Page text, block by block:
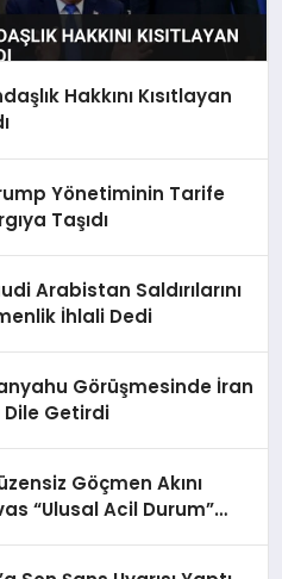
Hakkını Kısıtlayan
Yönetiminin Tarife
Taşıdı
Arabistan Saldırılarını
İhlali Dedi
Görüşmesinde İran
Dile Getirdi
Göçmen Akını
“Ulusal Acil Durum”